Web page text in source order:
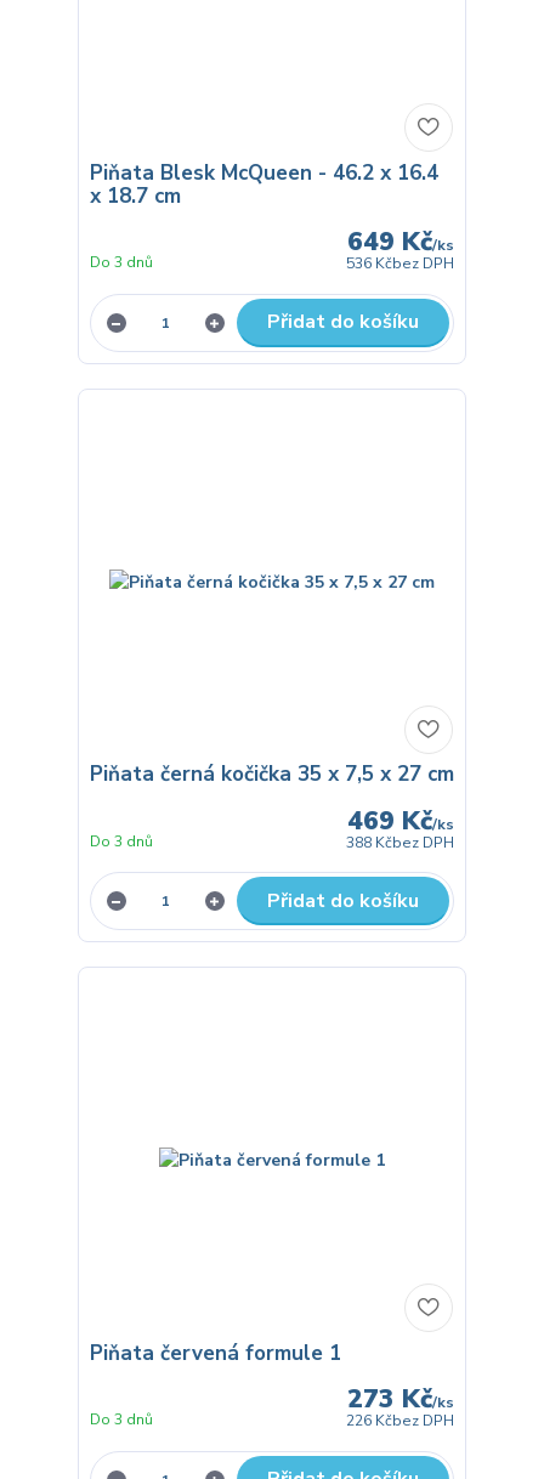
Piňata Blesk McQueen - 46.2 x 16.4
x 18.7 cm
649 Kč/ks
536 Kčbez DPH
Do 3 dnů
Přidat do košíku
Piňata černá kočička 35 x 7,5 x 27 cm
469 Kč/ks
388 Kčbez DPH
Do 3 dnů
Přidat do košíku
Piňata červená formule 1
273 Kč/ks
226 Kčbez DPH
Do 3 dnů